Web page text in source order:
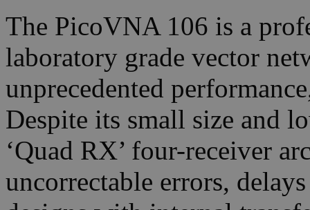
The PicoVNA 106 is a
laboratory grade vector
unprecedented
Despite its small size and
‘Quad RX’ four-receiver
uncorrectable errors,